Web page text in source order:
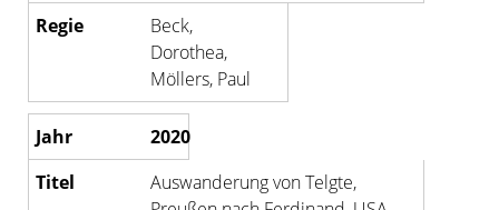
Beck,
Dorothea,
Möllers, Paul
2020
Auswanderung von Telgte,